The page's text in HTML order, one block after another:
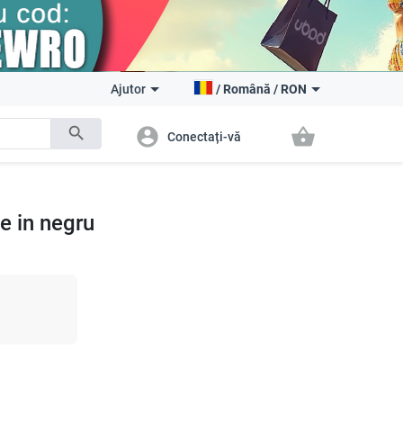
search
Ajutor / Română / RON
account_circle Conectați-vă shopping_basket
in negru